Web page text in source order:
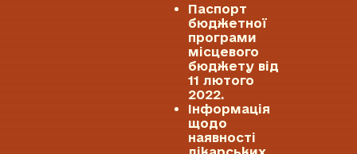
Паспорт
бюджетної
програми
місцевого
бюджету від
11 лютого
2022.
Інформація
щодо
наявності